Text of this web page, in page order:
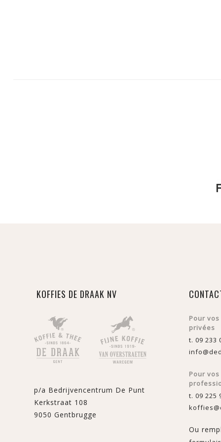
KOFFIES DE DRAAK NV
p/a Bedrijvencentrum De Punt
Kerkstraat 108
9050 Gentbrugge
Pour
privées
t. 09 233
Pour
t. 09 225
Ou